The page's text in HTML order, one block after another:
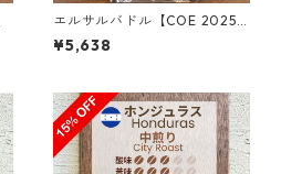
エルサルバドル【COE 2025 8
位】ロス・ナランホス農園 ナ
チュラル・アナエロビック20
¥5,638